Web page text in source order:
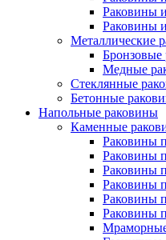
Раковины
Раковины
Металлические
Бронзовые
Медные
Стеклянные
Бетонные
Напольные раковины
Каменные
Раковины
Раковины
Раковины
Раковины
Раковины
Раковины